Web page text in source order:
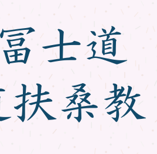
冨士道
扶桑教